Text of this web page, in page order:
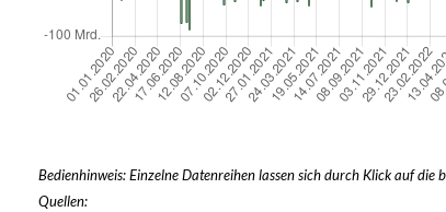
Bedienhinweis: Einzelne Datenreihen lassen sich durch Klick auf
Quellen: